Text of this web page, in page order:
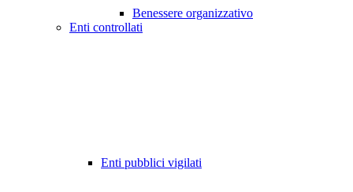
Benessere organizzativo
Enti controllati
Enti pubblici vigilati